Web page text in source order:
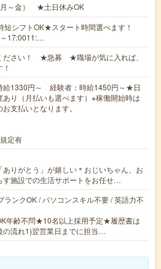
月～金） ★土日休みOK
シフトOK★スタート時間選べます！
17:0011:…
ださい！ ★急募 ★職場が気に入れば、
給1330円～ 経験者：時給1450円～★日
あり（月払いも選べます）※稼働開始時は
支払いとなります。
定有
ありがとう」が嬉しい＊おじいちゃん、お
す施設での生活サポートをお任せ…
ランクOK / パソコンスキル不要 / 英語力不
年齢不問★10名以上採用予定★履歴書は
流れ1)翌営業日までに担当…